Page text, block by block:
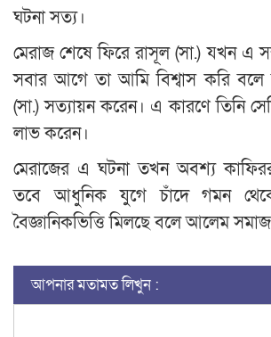
ঘটনা সত্য।
মেরাজ শেষে ফিরে রাসূল (সা.) যখন এ
সবার আগে তা আমি বিশ্বাস করি
(সা.) সত্যায়ন করেন। এ কারণে তিনি
লাভ করেন।
মেরাজের এ ঘটনা তখন অবশ্য
তবে আধুনিক যুগে চাঁদে গমন
বৈজ্ঞানিকভিত্তি মিলছে বলে আলেম
আপনার মতামত লিখুন :